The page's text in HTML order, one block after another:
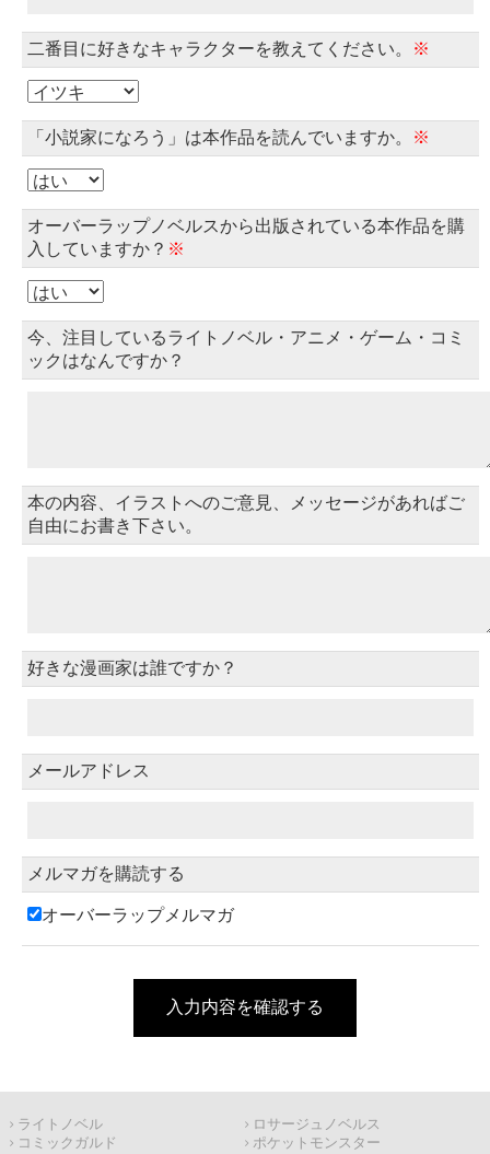
二番目に好きなキャラクターを教えてください。 ※
「小説家になろう」は本作品を読んでいますか。 ※
オーバーラップノベルスから出版されている本作品を購
入していますか？ ※
今、注目しているライトノベル・アニメ・ゲーム・コミ
ックはなんですか？
本の内容、イラストへのご意見、メッセージがあればご
自由にお書き下さい。
好きな漫画家は誰ですか？
メールアドレス
メルマガを購読する
オーバーラップメルマガ
入力内容を確認する
ライトノベル
ロサージュノベルス
コミックガルド
ポケットモンスター